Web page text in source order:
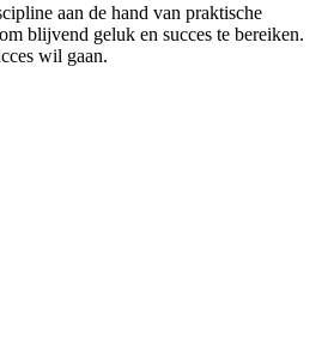
aan de hand van praktische
blijvend geluk en succes te bereiken.
wil gaan.